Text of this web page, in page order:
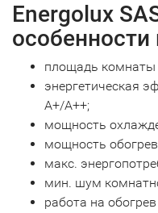
Energolux
площадь комнаты
энергетическая
А+/А++;
мощность
мощность
макс.
мин. шум
работа на